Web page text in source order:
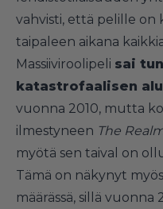
vahvisti, että pelille on
taipaleen aikana
Massiiviroolipeli sai
katastrofaalisen
vuonna 2010, mutta
ilmestyneen The
myötä sen taival on
Tämä on näkynyt
määrässä, sillä vuonna